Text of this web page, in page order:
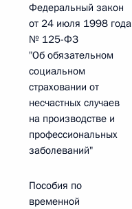
Федеральный закон
от 24 июля 1998 года
№ 125-ФЗ
"Об обязательном
социальном
страховании от
несчастных случаев
на производстве и
профессиональных
заболеваний"
Пособия по
временной